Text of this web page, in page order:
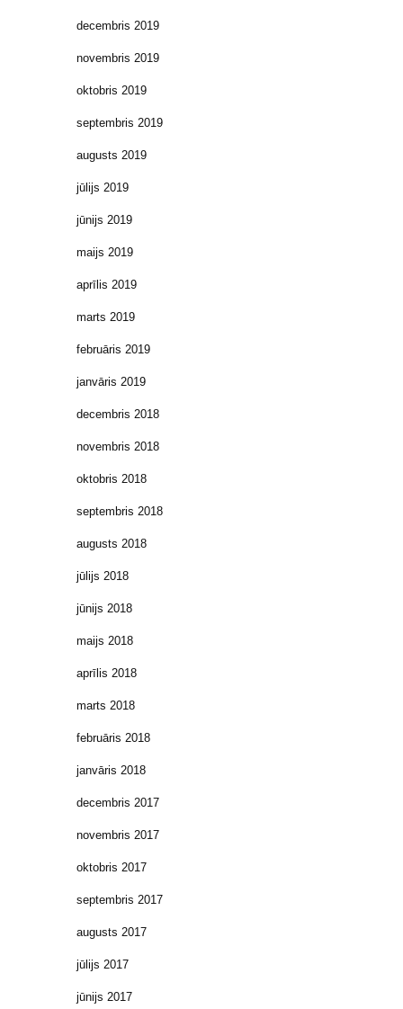
decembris 2019
novembris 2019
oktobris 2019
septembris 2019
augusts 2019
jūlijs 2019
jūnijs 2019
maijs 2019
aprīlis 2019
marts 2019
februāris 2019
janvāris 2019
decembris 2018
novembris 2018
oktobris 2018
septembris 2018
augusts 2018
jūlijs 2018
jūnijs 2018
maijs 2018
aprīlis 2018
marts 2018
februāris 2018
janvāris 2018
decembris 2017
novembris 2017
oktobris 2017
septembris 2017
augusts 2017
jūlijs 2017
jūnijs 2017